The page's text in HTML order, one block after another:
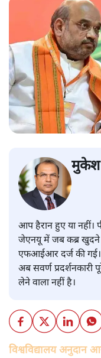
मुकेश
आप हैरान हुए या नहीं।
जेएनयू में जब कब्र खुदने
एफआईआर दर्ज की गई।
अब सवर्ण प्रदर्शनकारी
लेने वाला नहीं है।
विश्वविद्यालय अनुदान